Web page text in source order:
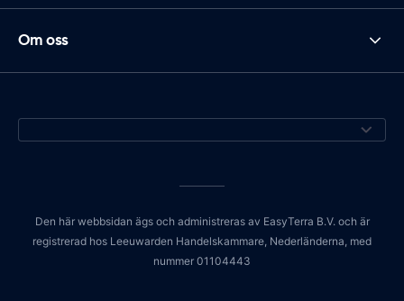
Om oss
Den här webbsidan ägs och administreras av EasyTerra B.V. och är
registrerad hos Leeuwarden Handelskammare, Nederländerna, med
nummer 01104443